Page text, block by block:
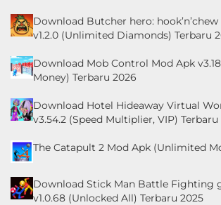
Download Butcher hero:
v1.2.0 (Unlimited Diamonds) Terbaru
Download Mob Control Mod Apk
Money) Terbaru 2026
Download Hotel Hideaway Virtual
v3.54.2 (Speed Multiplier, VIP) Terbaru
The Catapult 2 Mod Apk (Unlimited
Download Stick Man Battle Fighting
v1.0.68 (Unlocked All) Terbaru 2025